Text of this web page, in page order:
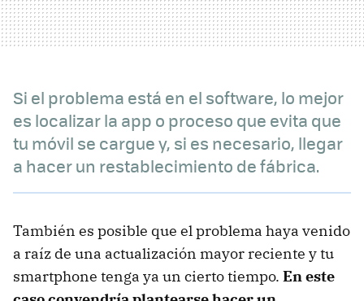
Si el problema está en el software, lo mejor
es localizar la app o proceso que evita que
tu móvil se cargue y, si es necesario, llegar
a hacer un restablecimiento de fábrica.
También es posible que el problema haya venido
a raíz de una actualización mayor reciente y tu
smartphone tenga ya un cierto tiempo. En este